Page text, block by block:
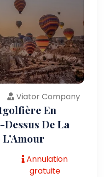
Viator Company
En
De La
L'Amour
Annulation
gratuite